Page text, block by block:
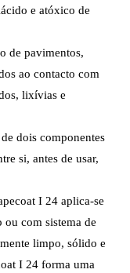
e atóxico de
de pavimentos,
ao contacto com
lixívias e
dois componentes
si, antes de usar,
I 24 aplica-se
com sistema de
limpo, sólido e
I 24 forma uma